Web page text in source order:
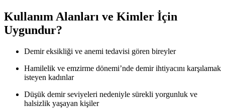
Kullanım Alanları ve Kimler İçin
Uygundur?
Demir eksikliği ve anemi tedavisi gören bireyler
Hamilelik ve emzirme dönemi’nde demir ihtiyacını karşılamak
isteyen kadınlar
Düşük demir seviyeleri nedeniyle sürekli yorgunluk ve
halsizlik yaşayan kişiler